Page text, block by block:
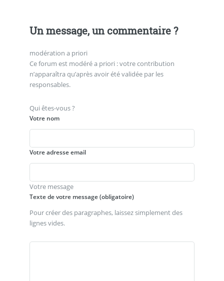
Un message, un commentaire ?
modération a priori
Ce forum est modéré a priori : votre contribution
n’apparaîtra qu’après avoir été validée par les
responsables.
Qui êtes-vous ?
Votre nom
Votre adresse email
Votre message
Texte de votre message (obligatoire)
Pour créer des paragraphes, laissez simplement des
lignes vides.